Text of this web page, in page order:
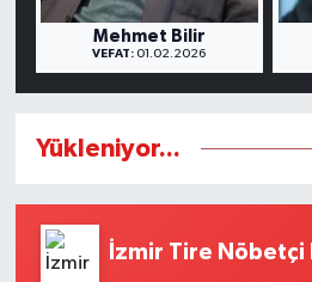
Mehmet Bilir
VEFAT: 01.02.2026
Yükleniyor...
İzmir Tire Nöbetçi